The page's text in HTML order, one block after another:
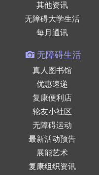
其他资讯
无障碍大学生活
每月通讯
无障碍生活
真人图书馆
优惠速递
复康便利店
轮友小社区
无障碍运动
最新活动预告
展能艺术
复康组织资讯